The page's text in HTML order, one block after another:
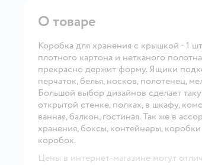
О товаре
Коробка для хранения с крышкой - 1
плотного картона и нетканого
прекрасно держит форму. Ящики
перчаток, белья, носков, полотенец,
Большой выбор дизайнов сделает
открытой стенке, полках, в шкафу,
ванная, балкон, гостиная. Так же в
хранения, боксы, контейнеры,
коробок.
Цены в интернет-магазине могут